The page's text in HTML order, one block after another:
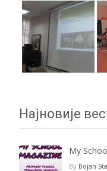
Најновије
My
By Bojan